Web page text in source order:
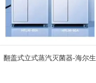
翻盖式立式蒸汽灭菌器-海尔生